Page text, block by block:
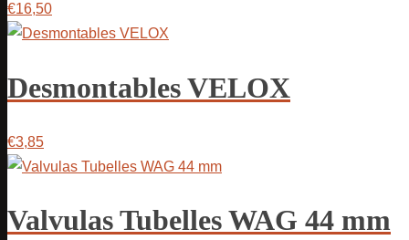
€16,50
Desmontables VELOX
€3,85
Valvulas Tubelles WAG 44 mm